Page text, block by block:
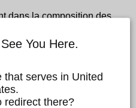
dans la composition des
êtes invités à lire la liste
You Here.
serves in United
redirect there?